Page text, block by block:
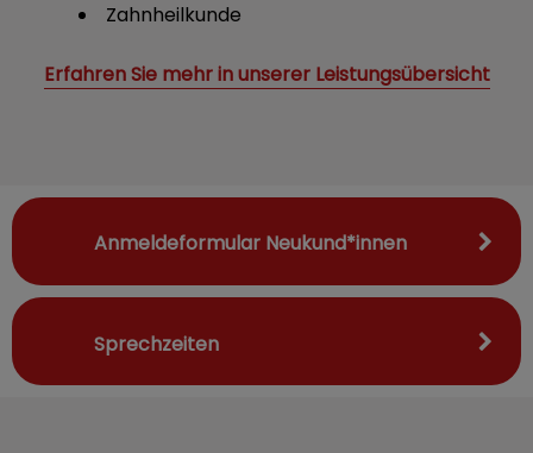
Zahnheilkunde
Erfahren Sie mehr in unserer Leistungsübersicht
Anmeldeformular Neukund*innen
Sprechzeiten